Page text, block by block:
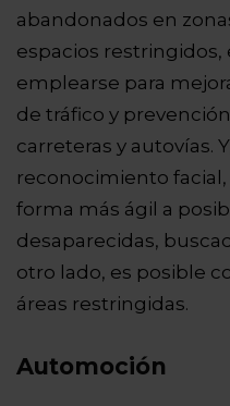
abandonados en
espacios
emplearse para
de tráfico y
carreteras y autovías.
reconocimiento
forma más ágil a
desaparecidas,
otro lado, es posible
áreas restringidas.
Automoción